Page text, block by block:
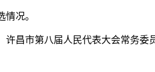
况。
昌市第八届人民代表大会常务委